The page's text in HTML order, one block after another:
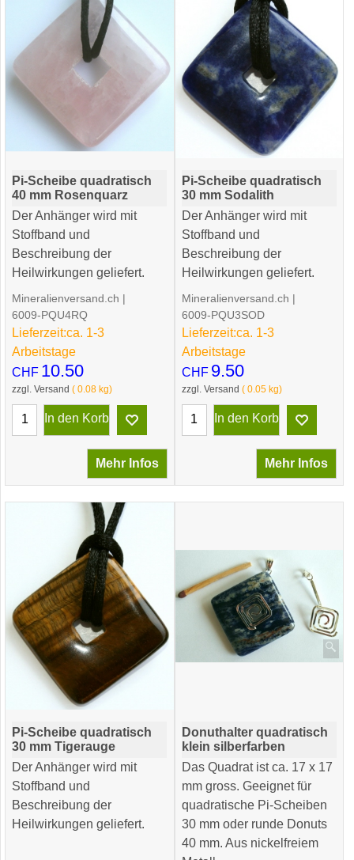
Pi-Scheibe quadratisch
40 mm Rosenquarz
Der Anhänger wird mit
Stoffband und
Beschreibung der
Heilwirkungen geliefert.
CHF 10.50
zzgl. Versand 0.08 kg
Mineralienversand.ch
6009-PQU4RQ
Lieferzeit:ca. 1-3
Arbeitstage
In den Korb
Mehr Infos
Pi-Scheibe quadratisch
30 mm Sodalith
Der Anhänger wird mit
Stoffband und
Beschreibung der
Heilwirkungen geliefert.
CHF 9.50
zzgl. Versand 0.05kg
Mineralienversand.ch
6009-PQU3SOD
Lieferzeit:ca. 1-3
Arbeitstage
In den Korb
Mehr Infos
Pi-Scheibe quadratisch
30 mm Tigerauge
Der Anhänger wird mit
Stoffband und
Beschreibung der
Heilwirkungen geliefert.
Donuthalter quadratisch
klein silberfarben
Das Quadrat ist ca. 17 x 17
mm gross. Geeignet für
quadratische Pi-Scheiben
30 mm oder runde Donuts
40 mm. Aus nickelfreiem